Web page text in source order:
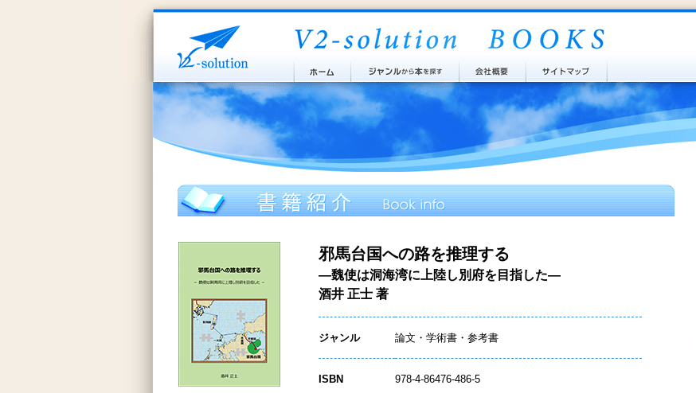
邪馬台国への路を推理する
―魏使は洞海湾に上陸し別府を目指した―
酒井 正士 著
ジャンル 論文・学術書・参考書
ISBN 978-4-86476-486-5